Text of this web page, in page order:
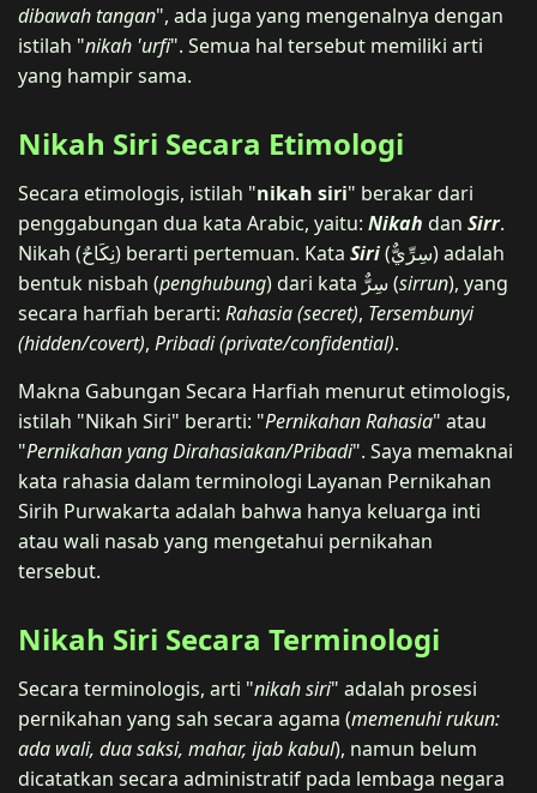
dibawah tangan", ada juga yang mengenalnya dengan
istilah "nikah 'urfi". Semua hal tersebut memiliki arti
yang hampir sama.
Nikah Siri Secara Etimologi
Secara etimologis, istilah "nikah siri" berakar dari
penggabungan dua kata Arabic, yaitu: Nikah dan Sirr.
Nikah (نِكَاحٌ) berarti pertemuan. Kata Siri(سِرِّيٌّ) adalah
bentuk nisbah (penghubung ) dari kata سِرٌّ (sirrun), yang
secara harfiah berarti: Rahasia (secret), Tersembunyi
(hidden/covert), Pribadi (private/confidential).
Makna Gabungan Secara Harfiah menurut etimologis,
istilah "Nikah Siri" berarti: "Pernikahan Rahasia" atau
"Pernikahan yang Dirahasiakan/Pribadi". Saya memaknai
kata rahasia dalam terminologi Layanan Pernikahan
Sirih Purwakarta adalah bahwa hanya keluarga inti
atau wali nasab yang mengetahui pernikahan
tersebut.
Nikah Siri Secara Terminologi
Secara terminologis, arti "nikah siri" adalah prosesi
pernikahan yang sah secara agama (memenuhi rukun:
ada wali, dua saksi, mahar, ijab kabul), namun belum
dicatatkan secara administratif pada lembaga negara